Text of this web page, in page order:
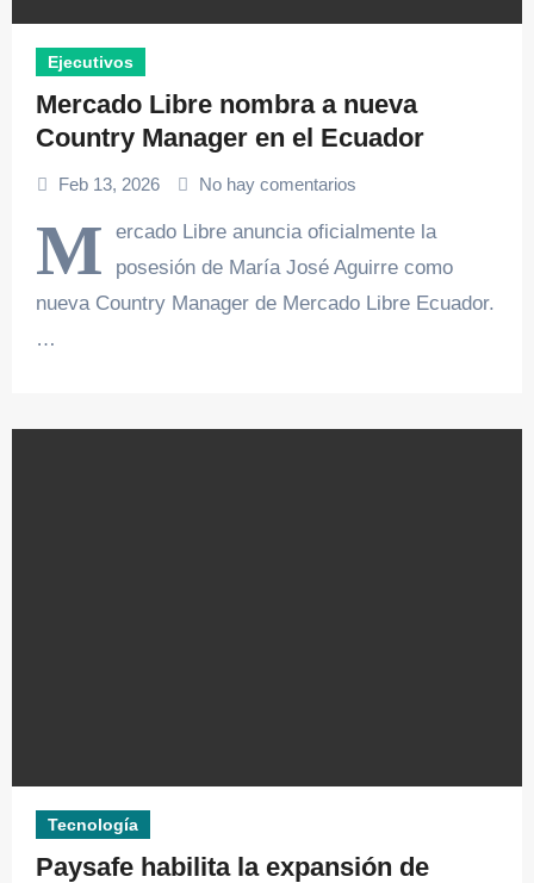
Ejecutivos
Mercado Libre nombra a nueva
Country Manager en el Ecuador
Feb 13, 2026 No hay comentarios
M
ercado Libre anuncia oficialmente la
posesión de María José Aguirre como
nueva Country Manager de Mercado Libre Ecuador.
…
Tecnología
Paysafe habilita la expansión de